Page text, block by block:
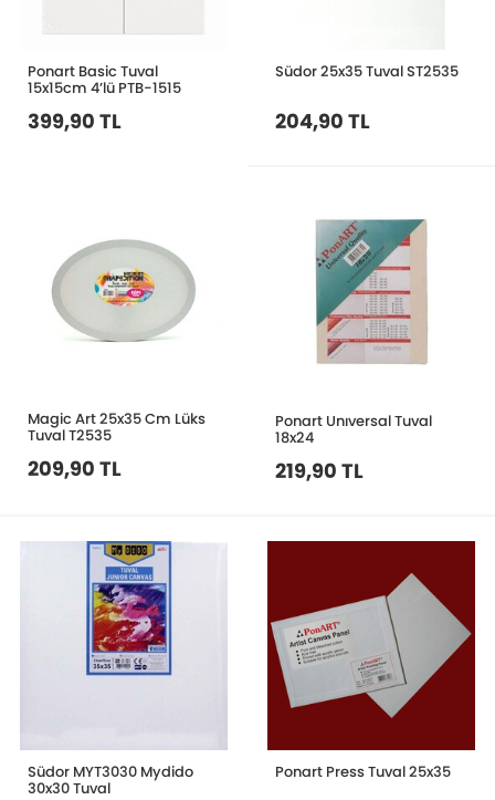
Ponart Basic Tuval
15x15cm 4’lü PTB-1515
399,90 TL
Südor 25x35 Tuval ST2535
204,90 TL
Magic Art 25x35 Cm Lüks
Tuval T2535
209,90 TL
Ponart Unıversal Tuval
18x24
219,90 TL
Südor MYT3030 Mydido
30x30 Tuval
Ponart Press Tuval 25x35